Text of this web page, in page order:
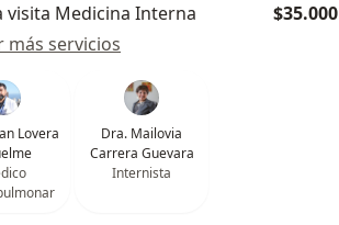
visita Medicina Interna
$35.000
más servicios
Lovera
Dra. Mailovia
Carrera Guevara
Internista